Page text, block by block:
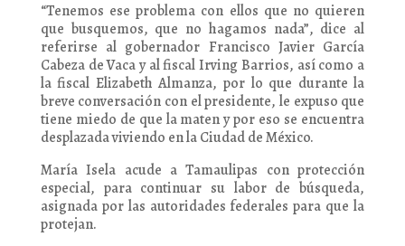
“Tenemos ese problema con ellos que no quieren
que busquemos, que no hagamos nada”, dice al
referirse al gobernador Francisco Javier García
Cabeza de Vaca y al fiscal Irving Barrios, así como a
la fiscal Elizabeth Almanza, por lo que durante la
breve conversación con el presidente, le expuso que
tiene miedo de que la maten y por eso se encuentra
desplazada viviendo en la Ciudad de México.
María Isela acude a Tamaulipas con protección
especial, para continuar su labor de búsqueda,
asignada por las autoridades federales para que la
protejan.